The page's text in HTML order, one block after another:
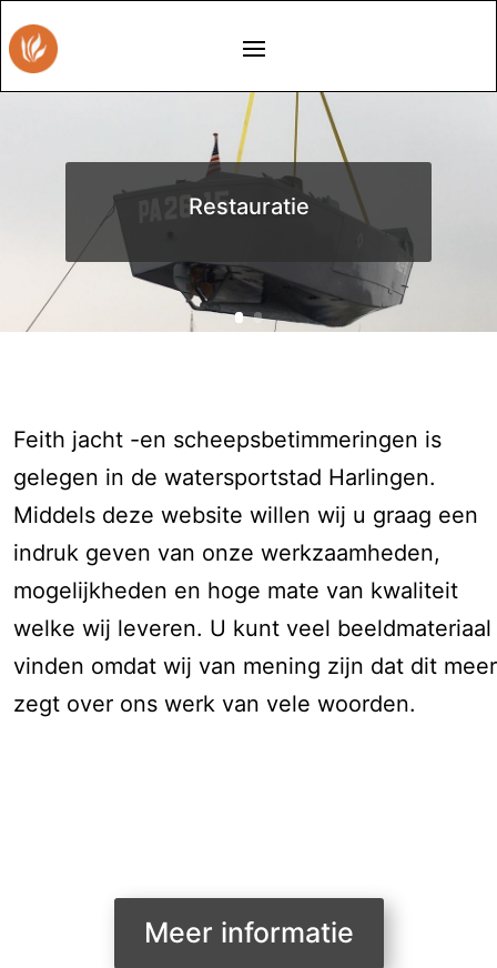
Restauratie
Feith jacht -en scheepsbetimmeringen is
gelegen in de watersportstad Harlingen.
Middels deze website willen wij u graag een
indruk geven van onze werkzaamheden,
mogelijkheden en hoge mate van kwaliteit
welke wij leveren. U kunt veel beeldmateriaal
vinden omdat wij van mening zijn dat dit meer
zegt over ons werk van vele woorden.
Meer informatie